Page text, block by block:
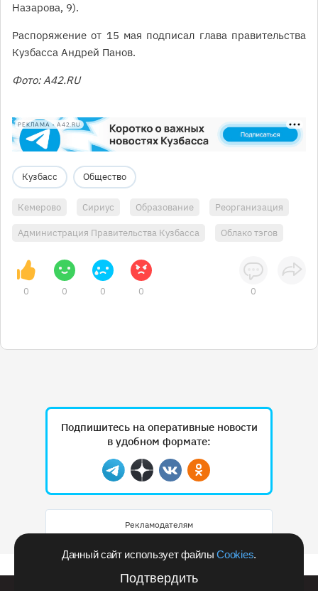
Данный сайт использует файлыCookies.
Подтвердить
Назарова, 9).
Распоряжение от 15 мая подписал глава правительства
Кузбасса Андрей Панов.
Фото: A42.RU
РЕКЛАМА • A42.RU
Кузбасс Общество
Кемерово Сириус Образование Реорганизация
Администрация Правительства Кузбасса Облако тэгов
0 0 0 0 0
Подпишитесь на оперативные новости
в удобном формате:
Telegram
ДзенВконтактеОдноклассники
Рекламодателям
Билайн запустил в Кемеровской области акцию с